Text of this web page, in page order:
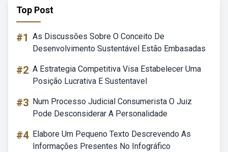
Top Post
#1 As Discussões Sobre O Conceito De
Desenvolvimento Sustentável Estão Embasadas
#2 A Estrategia Competitiva Visa Estabelecer Uma
Posição Lucrativa E Sustentavel
#3 Num Processo Judicial Consumerista O Juiz
Pode Desconsiderar A Personalidade
#4 Elabore Um Pequeno Texto Descrevendo As
Informações Presentes No Infográfico